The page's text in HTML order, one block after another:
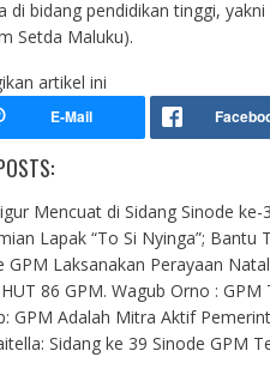
di bidang pendidikan tinggi,
Setda Maluku).
artikel ini
Mencuat di Sidang Sinode
Lapak “To Si Nyinga”; Bantu
GPM Laksanakan Perayaan
86 GPM. Wagub Orno :
GPM Adalah Mitra Aktif
Sidang ke 39 Sinode GPM